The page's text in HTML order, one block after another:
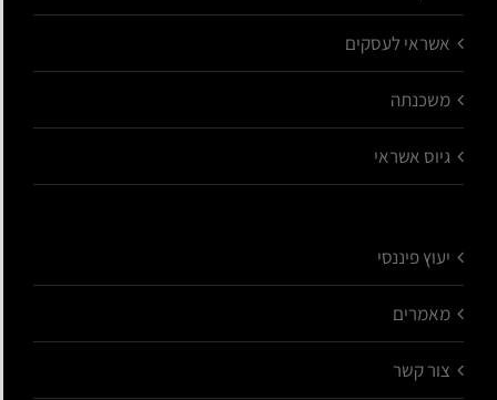
אשראי לעסקים
משכנתה
גיוס אשראי
יעוץ פיננסי
מאמרים
צור קשר